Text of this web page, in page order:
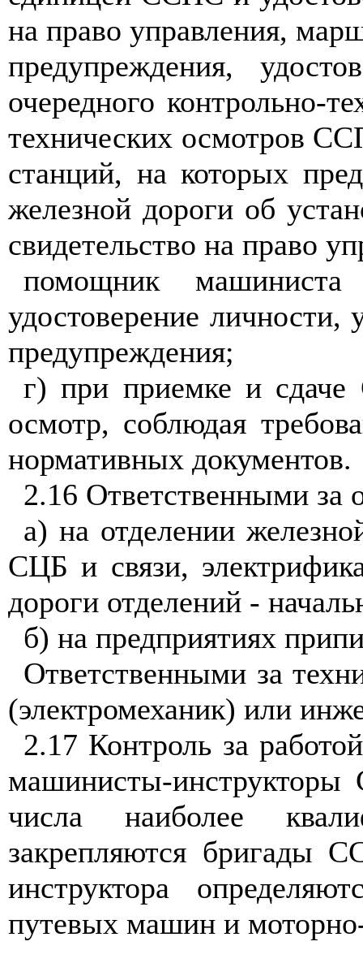
на право управления,
предупреждения,
очередного контрольно-
технических осмотров
станций, на которых
железной дороги об
свидетельство на право
помощник машиниста
удостоверение
предупреждения;
г) при приемке и сдаче
осмотр, соблюдая
нормативных документов.
2.16 Ответственными за
а) на отделении
СЦБ и связи,
дороги отделений -
б) на предприятиях
Ответственными за
(электромеханик) или
2.17 Контроль за
машинисты-инструкторы
числа наиболее
закрепляются бригады
инструктора
путевых машин и